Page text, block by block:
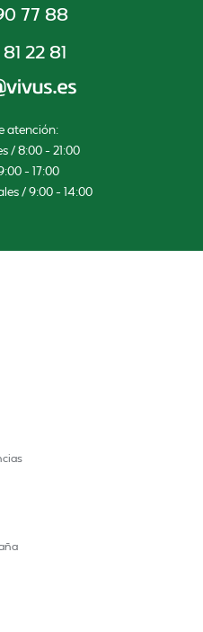
77 88
22 81
atención:
/ 8:00 – 21:00
– 17:00
/ 9:00 – 14:00